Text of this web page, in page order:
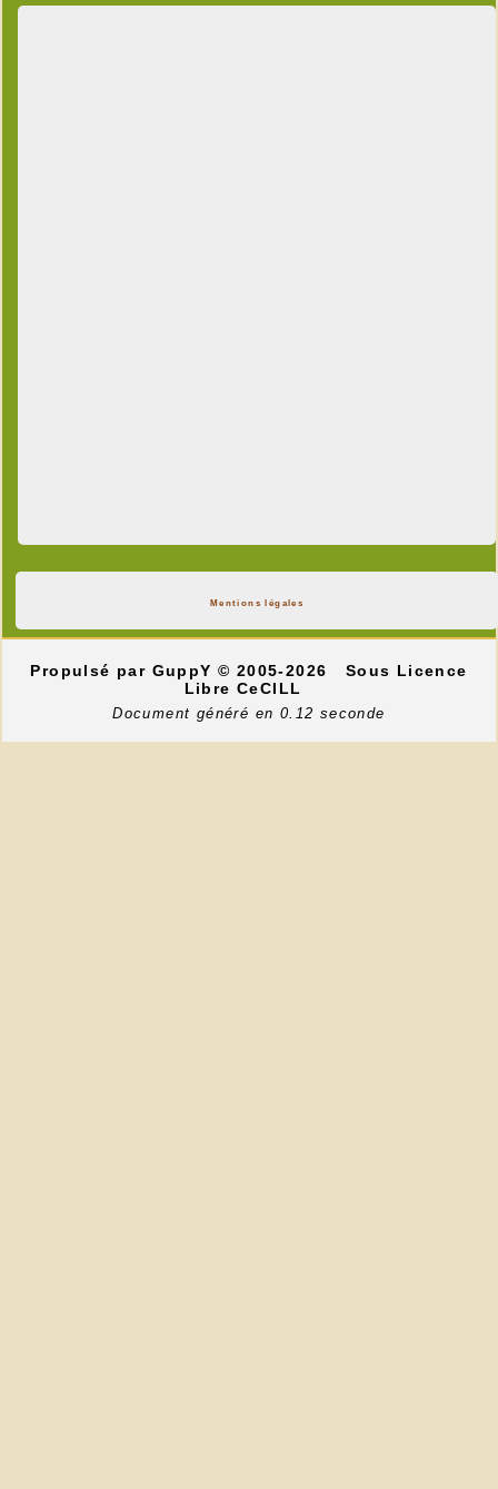
Mentions légales
Propulsé par GuppY© 2005-2026
Sous Licence
Libre CeCILL
Document généré en 0.12 seconde